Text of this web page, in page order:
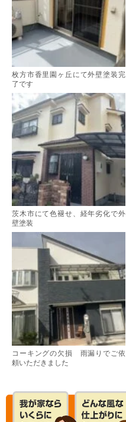
枚方市香里園ヶ丘にて外壁塗装完
了です
茨木市にて色褪せ、経年劣化で外
壁塗装
コーキングの欠損 雨漏りでご依
頼いただきました